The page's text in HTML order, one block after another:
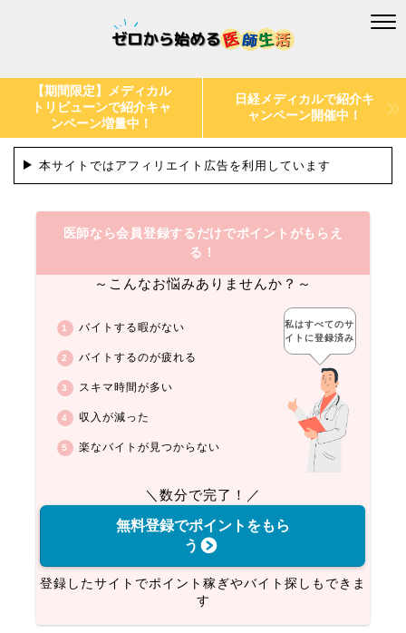
【期間限定】メディカル
トリビューンで紹介キャ
ンペーン増量中！
日経メディカルで紹介キ
ャンペーン開催中！
本サイトではアフィリエイト広告を利用しています
医師なら会員登録するだけでポイントがもらえ
る！
～こんなお悩みありませんか？～
バイトする暇がない
バイトするのが疲れる
スキマ時間が多い
収入が減った
楽なバイトが見つからない
私はすべてのサ
イトに登録済み
＼数分で完了！／
無料登録でポイントをもら
う
登録したサイトでポイント稼ぎやバイト探しもできま
す